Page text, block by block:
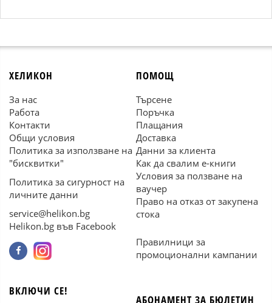
ХЕЛИКОН
За нас
Работа
Контакти
Общи условия
Политика за използване на
"бисквитки"
Политика за сигурност на
личните данни
service@helikon.bg
Helikon.bg във Facebook
ПОМОЩ
Търсене
Поръчка
Плащания
Доставка
Данни за клиента
Как да свалим е-книги
Условия за ползване на
ваучер
Право на отказ от закупена
стока
Правилници за
промоционални кампании
ВКЛЮЧИ СЕ!
АБОНАМЕНТ ЗА БЮЛЕТИН